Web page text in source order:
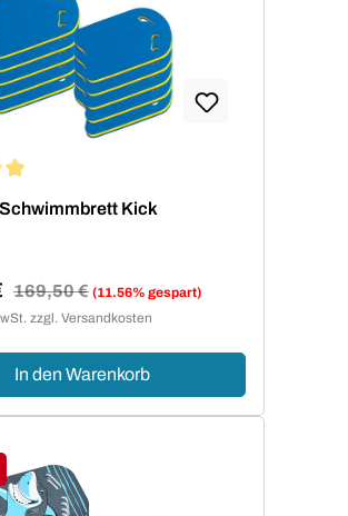
Kick
Regulärer Preis:
169,50 € (11.56% gespart)
zzgl. Versandkosten
In den Warenkorb